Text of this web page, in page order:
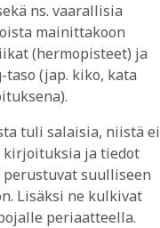
ns. vaarallisia
mainittakoon
(hermopisteet) ja
taso (jap. kiko, kata
tuli salaisia, niistä ei
kirjoituksia ja tiedot
suulliseen
Lisäksi ne kulkivat
periaatteella.